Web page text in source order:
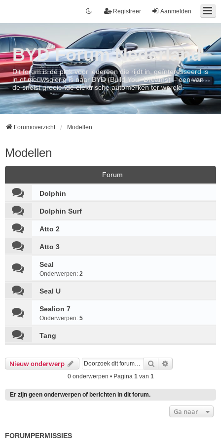
Aanmelden
Registreer
BYD Forum Nederland
Dit forum is dé plek voor iedereen die rijdt in, geïnteresseerd is
in of nieuwsgierig is naar BYD (Build Your Dreams) – een van
de snelst groeiende elektrische automerken ter wereld.
Forumoverzicht Modellen
Modellen
Forum
Dolphin
Dolphin Surf
Atto 2
Atto 3
Seal
Onderwerpen: 2
Seal U
Sealion 7
Onderwerpen: 5
Tang
Nieuw onderwerp Zoek
0 onderwerpen • Pagina 1van 1
Er zijn geen onderwerpen of berichten in dit forum.
Ga naar
FORUMPERMISSIES